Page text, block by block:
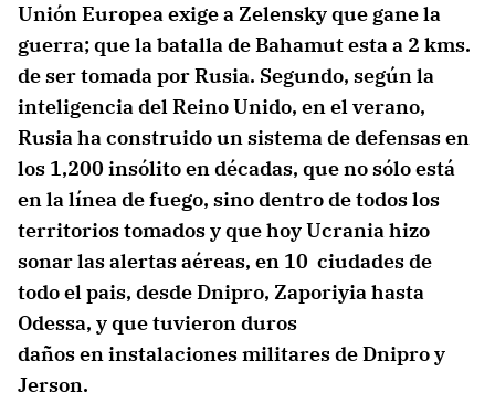
Unión Europea exige a Zelensky que gane la
guerra; que la batalla de Bahamut esta a 2 kms.
de ser tomada por Rusia. Segundo, según la
inteligencia del Reino Unido, en el verano,
Rusia ha construido un sistema de defensas en
los 1,200 insólito en décadas, que no sólo está
en la línea de fuego, sino dentro de todos los
territorios tomados y que hoy Ucrania hizo
sonar las alertas aéreas, en 10 ciudades de
todo el pais, desde Dnipro, Zaporiyia hasta
Odessa, y que tuvieron duros
daños en instalaciones militares de Dnipro y
Jerson.